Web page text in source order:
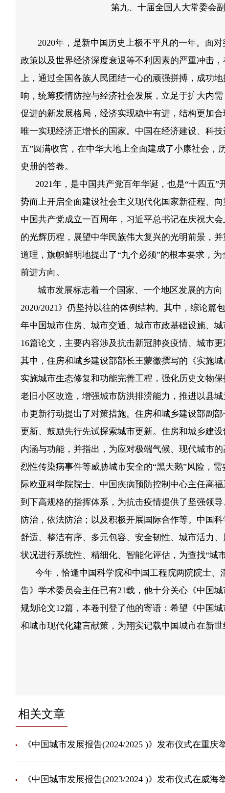
第九、十届全国人大常委会
2020年，是新中国历史上极不平凡的一年。面对
政策以及世界经济深度衰退等不利因素的严重冲击
上，通过全国各族人民团结一心的顽强拼搏，成功
响，统筹疫情防控与经济社会发展，立足于扩大内
促进的新发展格局，经济实现稳中有进，结构更加
唯一实现经济正增长的国家。中国在经济建设、科
五”圆满收官，在中华大地上全面建成了小康社会，
史册的答卷。
2021年，是中国共产党百年华诞，也是“十四五”
势而上开启全面建设社会主义现代化国家新征程、
中国共产党成立一百周年，习近平总书记在庆祝大
的光辉历程，展望中华民族伟大复兴的光明前景，
道理，旗帜鲜明地提出了“九个必须”的根本要求，
前进方向。
城市发展标志着一个国家、一个地区发展的方向
2020/2021》仍坚持以往的体例结构。其中，综论篇
年中国城市住房、城市交通、城市市政基础设施、
16篇论文，主要内容涉及抗击新冠肺炎疫情、城市
其中，住房和城乡建设部部长王蒙徽撰写的《实施
实施城市生态修复和功能完善工程，强化历史文物
老旧小区改造，增强城市防洪排涝能力，推进以县
市更新行动提出了对策措施。住房和城乡建设部副
更新、鼓励先行先试探索城市更新。住房和城乡建
内涵与功能，并指出，为应对极端气候、现代城市
烈性传染病事件等威胁城市安全的“黑天鹅”风险，
际欧亚科学院院士、中国疾病预防控制中心主任高
到下高规格的指挥体系，为抗击疫情提供了坚强领
防治，依法防治；以及积极开展国际合作等。中国
舒适、整洁有序、多元包容、安全韧性、城市活力
状况进行系统性、精细化、智能化评估，为查找“城
今年，恰逢中国科学院和中国工程院两院院士、
告》学术委员会主任已有21载，他十分关心《中国
规划论文12篇，本卷刊登了他的寄语：希望《中国
和城市现代化建言献策，为翔实记载中国城市在新
相关文章
《中国城市发展报告(2024/2025 )》发布仪式在重庆
《中国城市发展报告(2023/2024 )》发布仪式在威海